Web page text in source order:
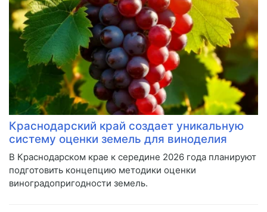
Краснодарский край создает уникальную
систему оценки земель для виноделия
В Краснодарском крае к середине 2026 года планируют
подготовить концепцию методики оценки
виноградопригодности земель.